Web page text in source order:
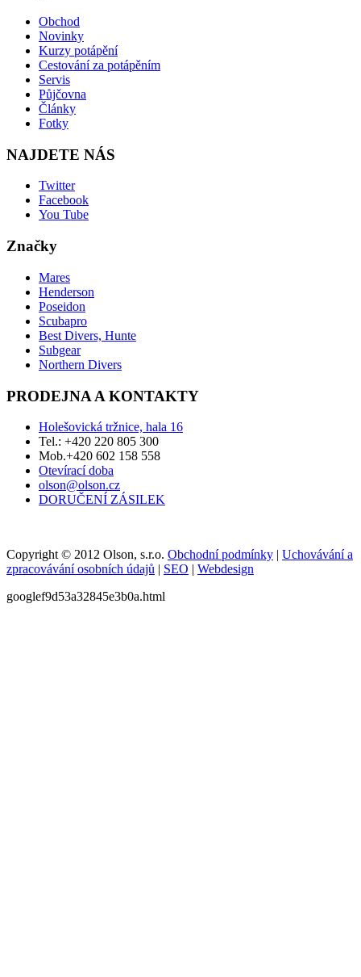
Obchod
Novinky
Kurzy potápění
Cestování za potápěním
Servis
Půjčovna
Články
Fotky
NAJDETE NÁS
Twitter
Facebook
You Tube
Značky
Mares
Henderson
Poseidon
Scubapro
Best Divers, Hunte
Subgear
Northern Divers
PRODEJNA A KONTAKTY
Holešovická tržnice, hala 16
Tel.: +420 220 805 300
Mob.+420 602 158 558
Otevírací doba
olson@olson.cz
DORUČENÍ ZÁSILEK
Copyright © 2012 Olson, s.r.o. Obchodní podmínky | Uchovávání a
zpracovávání osobních údajů | SEO | Webdesign
googlef9d53a32845e3b0a.html